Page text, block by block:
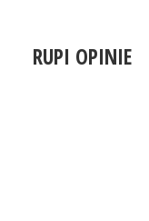
RUPI OPINIE